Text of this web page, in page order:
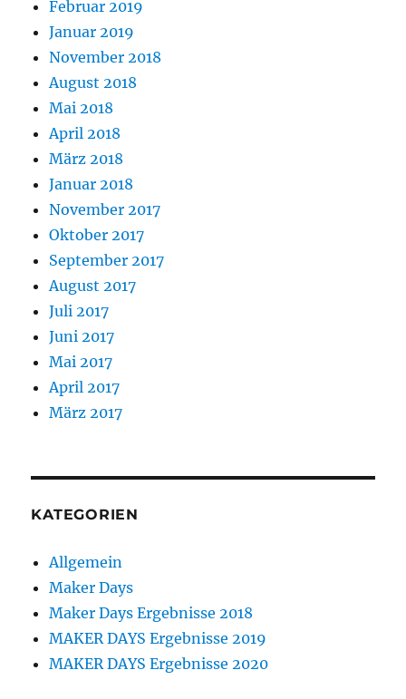
Februar 2019
Januar 2019
November 2018
August 2018
Mai 2018
April 2018
März 2018
Januar 2018
November 2017
Oktober 2017
September 2017
August 2017
Juli 2017
Juni 2017
Mai 2017
April 2017
März 2017
KATEGORIEN
Allgemein
Maker Days
Maker Days Ergebnisse 2018
MAKER DAYS Ergebnisse 2019
MAKER DAYS Ergebnisse 2020